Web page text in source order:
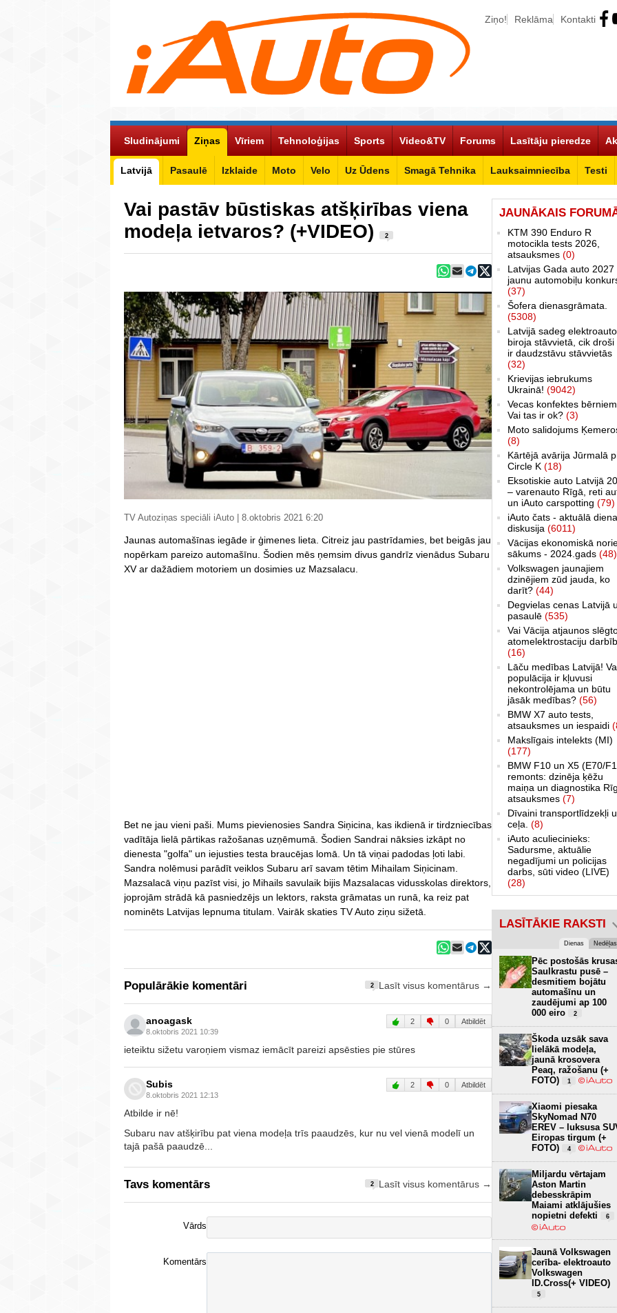
Ziņo! Reklāma Kontakti
Sludinājumi Ziņas
Latvijā Pasaulē Izklaide Moto Velo Uz Ūdens Smagā Tehnika Lauksaimniecība Testi
Vīriem Tehnoloģijas Sports Video&TV Forums Lasītāju pieredze
Vai pastāv būstiskas atšķirības viena
modeļa ietvaros? (+VIDEO)
2
TV Autoziņas speciāli iAuto | 8.oktobris 2021 6:20
Jaunas automašīnas iegāde ir ģimenes lieta. Citreiz jau pastrīdamies, bet beigās jau
nopērkam pareizo automašīnu. Šodien mēs ņemsim divus gandrīz vienādus Subaru
XV ar dažādiem motoriem un dosimies uz Mazsalacu.
Bet ne jau vieni paši. Mums pievienosies Sandra Siņicina, kas ikdienā ir tirdzniecības
vadītāja lielā pārtikas ražošanas uzņēmumā. Šodien Sandrai nāksies izkāpt no
dienesta "golfa" un iejusties testa braucējas lomā. Un tā viņai padodas ļoti labi.
Sandra nolēmusi parādīt veiklos Subaru arī savam tētim Mihailam Siņicinam.
Mazsalacā viņu pazīst visi, jo Mihails savulaik bijis Mazsalacas vidusskolas direktors,
joprojām strādā kā pasniedzējs un lektors, raksta grāmatas un runā, ka reiz pat
nominēts Latvijas lepnuma titulam. Vairāk skaties TV Auto ziņu sižetā.
Populārākie komentāri 2 Lasīt visus komentārus →
anoagask
8.oktobris 2021 10:39
2 0 Atbildēt
ieteiktu sižetu varoņiem vismaz iemācīt pareizi apsēsties pie stūres
Subis
8.oktobris 2021 12:13
2 0 Atbildēt
Atbilde ir nē!
Subaru nav atšķirību pat viena modeļa trīs paaudzēs, kur nu vel vienā modelī un
tajā pašā paaudzē...
Tavs komentārs 2 Lasīt visus komentārus →
Vārds
Komentārs
JAUNĀKAIS
KTM 390 Enduro R
motocikla tests 2026,
atsauksmes (0)
Latvijas Gada auto 2027
jaunu automobiļu
(37)
Šofera dienasgrāmata.
(5308)
Latvijā sadeg elektroauto
biroja stāvvietā, cik droši
ir daudzstāvu stāvvietās
(32)
Krievijas iebrukums
Ukrainā! (9042)
Vecas konfektes
Vai tas ir ok? (3)
Moto salidojums
(8)
Kārtējā avārija Jūrmalā
Circle K (18)
Eksotiskie auto Latvijā
– varenauto Rīgā, reti
un iAuto carspotting (79)
iAuto čats - aktuālā
diskusija (6011)
Vācijas ekonomiskā
sākums - 2024.gads (48)
Volkswagen jaunajiem
dzinējiem zūd jauda, ko
darīt? (44)
Degvielas cenas Latvijā
pasaulē (535)
Vai Vācija atjaunos
atomelektrostaciju
(16)
Lāču medības Latvijā!
populācija ir kļuvusi
nekontrolējama un būtu
jāsāk medības? (56)
BMW X7 auto tests,
atsauksmes un iespaidi
Makslīgais intelekts (MI)
(177)
BMW F10 un X5 (E70/
remonts: dzinēja ķēžu
maiņa un diagnostika
atsauksmes (7)
Dīvaini transportlīdzekļi
ceļa. (8)
iAuto aculiecinieks:
Sadursme, aktuālie
negadījumi un policijas
darbs, sūti video (LIVE)
(28)
LASĪTĀKIE RAKSTI
Dienas Nedēļas
Pēc postošās
Saulkrastu pusē –
desmitiem bojātu
automašīnu un
zaudējumi ap 100
000 eiro
2
Škoda uzsāk sava
lielākā modeļa,
jaunā krosovera
Peaq, ražošanu (+
FOTO)
1
Xiaomi piesaka
SkyNomad N70
EREV – luksusa
Eiropas tirgum (+
FOTO)
4
Miljardu vērtajam
Aston Martin
debesskrāpim
Maiami atklājušies
nopietni defekti
6
Jaunā Volkswagen
cerība- elektroauto
Volkswagen
ID.Cross(+ VIDEO)
5